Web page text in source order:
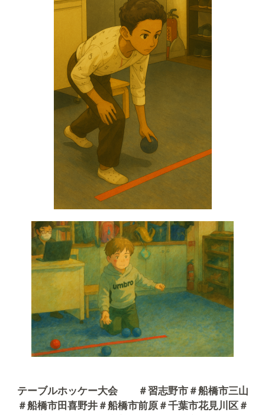
テーブルホッケー大会 ＃習志野市＃船橋市三山
＃船橋市田喜野井＃船橋市前原＃千葉市花見川区＃